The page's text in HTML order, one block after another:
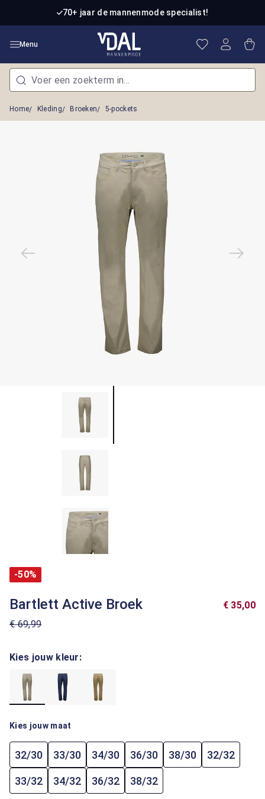
Ga naar de hoofdinhoud70+ jaar de mannenmode specialist!
Menu Je hebt 0
Home Kleding Broeken 5-pockets
-50%
Bartlett Active Broek
€ 69,99
€ 35,00
Kies jouw kleur:
Kies jouw maat
32/30 33/30 34/30 36/30 38/30 32/32
33/32 34/32 36/32 38/32